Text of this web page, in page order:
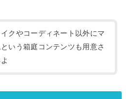
クやコーディネート以外にマ
いう箱庭コンテンツも用意さ